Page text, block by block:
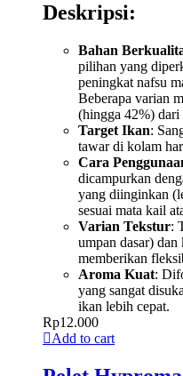
Deskripsi:
Bahan
pilihan yang
peningkat nafsu
Beberapa varian
(hingga 42%) dari
Target Ikan:
tawar di kolam
Cara
dicampurkan
yang diinginkan
sesuai mata kail
Varian Tekstur:
umpan dasar)
memberikan
Aroma Kuat:
yang sangat
ikan lebih cepat.
Rp12.000
Add to cart